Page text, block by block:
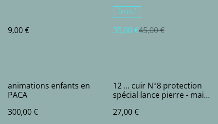
9,00 €
ÉPUISÉ
35,00 €45,00 €
animations enfants en
PACA
300,00 €
12 ... cuir N°8 protection
spécial lance pierre - main
27,00 €